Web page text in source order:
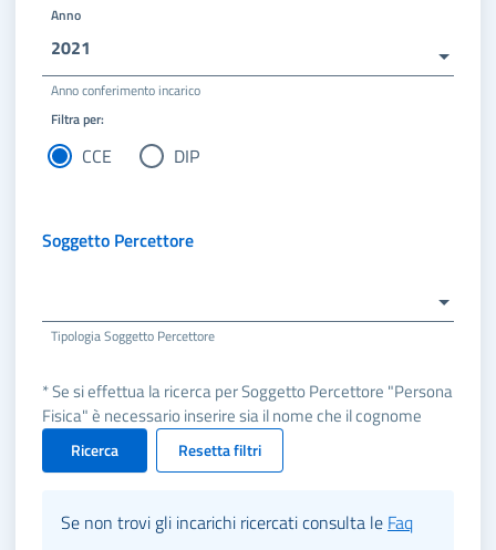
Anno
2021
Anno conferimento incarico
Filtra per:
CCE DIP
Soggetto Percettore
Tipologia Soggetto Percettore
* Se si effettua la ricerca per Soggetto Percettore "Persona
Fisica" è necessario inserire sia il nome che il cognome
Ricerca Resetta filtri
Se non trovi gli incarichi ricercati consulta le Faq